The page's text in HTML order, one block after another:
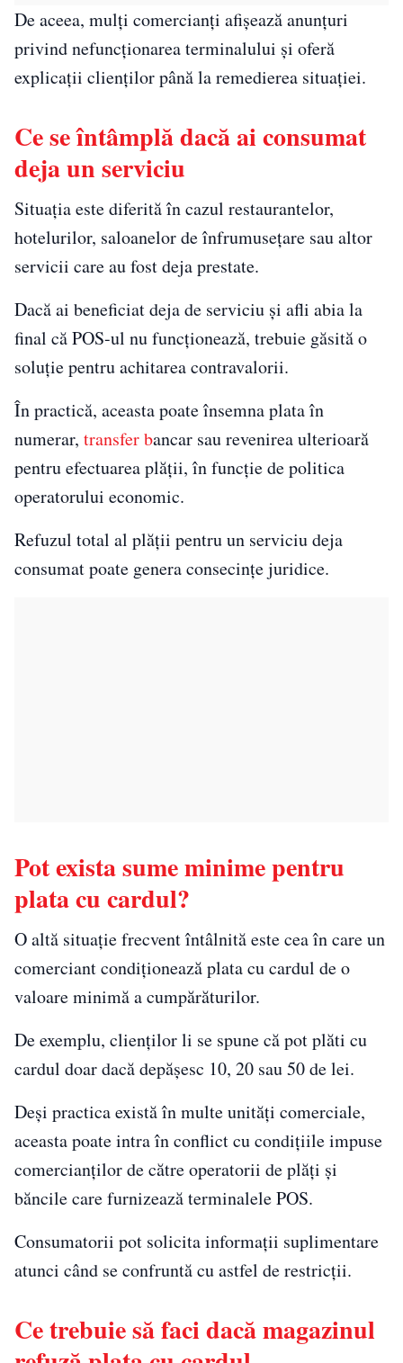
De aceea, mulți comercianți afișează anunțuri
privind nefuncționarea terminalului și oferă
explicații clienților până la remedierea situației.
Ce se întâmplă dacă ai consumat
deja un serviciu
Situația este diferită în cazul restaurantelor,
hotelurilor, saloanelor de înfrumusețare sau altor
servicii care au fost deja prestate.
Dacă ai beneficiat deja de serviciu și afli abia la
final că POS-ul nu funcționează, trebuie găsită o
soluție pentru achitarea contravalorii.
În practică, aceasta poate însemna plata în
numerar, transfer bancar sau revenirea ulterioară
pentru efectuarea plății, în funcție de politica
operatorului economic.
Refuzul total al plății pentru un serviciu deja
consumat poate genera consecințe juridice.
Pot exista sume minime pentru
plata cu cardul?
O altă situație frecvent întâlnită este cea în care un
comerciant condiționează plata cu cardul de o
valoare minimă a cumpărăturilor.
De exemplu, clienților li se spune că pot plăti cu
cardul doar dacă depășesc 10, 20 sau 50 de lei.
Deși practica există în multe unități comerciale,
aceasta poate intra în conflict cu condițiile impuse
comercianților de către operatorii de plăți și
băncile care furnizează terminalele POS.
Consumatorii pot solicita informații suplimentare
atunci când se confruntă cu astfel de restricții.
Ce trebuie să faci dacă magazinul